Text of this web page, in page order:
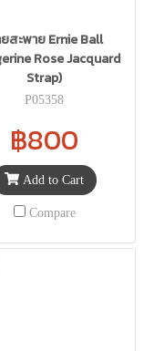
สะพาย Ernie Ball
Rose Jacquard
Strap)
P05358
฿800
Add to Cart
Compare